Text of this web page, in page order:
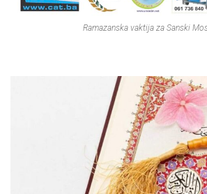
Ramazanska vaktija za Sanski